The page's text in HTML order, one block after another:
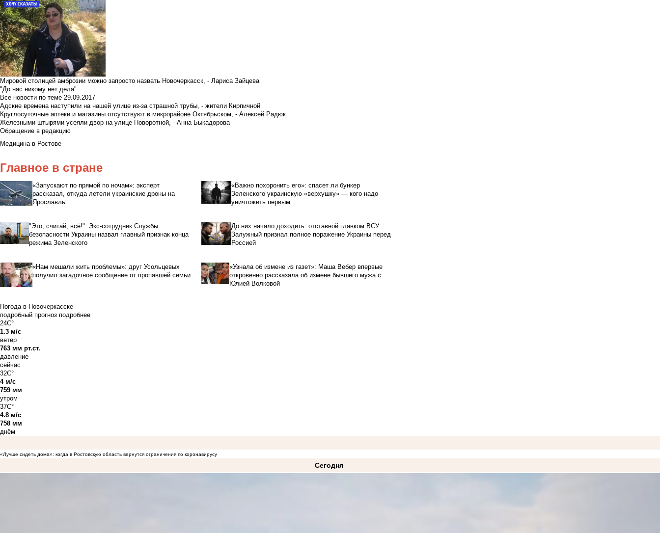
Мировой столицей амброзии можно запросто назвать Новочеркасск, - Лариса Зайцева
"До нас никому нет дела"
Все новости по теме 29.09.2017
Адские времена наступили на нашей улице из-за страшной трубы, - жители Кирпичной
Круглосуточные аптеки и магазины отсутствуют в микрорайоне Октябрьском, - Алексей Радюк
Железными штырями усеяли двор на улице Поворотной, - Анна Быкадорова
Обращение в редакцию
Медицина в Ростове
Главное в стране
«Запускают по прямой по ночам»: эксперт
рассказал, откуда летели украинские дроны на
Ярославль
«Важно похоронить его»: спасет ли бункер
Зеленского украинскую «верхушку» — кого надо
уничтожить первым
"Это, считай, всё!": Экс-сотрудник Службы
безопасности Украины назвал главный признак конца
режима Зеленского
До них начало доходить: отставной главком ВСУ
Залужный признал полное поражение Украины перед
Россией
«Нам мешали жить проблемы»: друг Усольцевых
получил загадочное сообщение от пропавшей семьи
«Узнала об измене из газет»: Маша Вебер впервые
откровенно рассказала об измене бывшего мужа с
Юлией Волковой
Погода в Новочеркасске
подробный прогноз подробнее
24C°
1.3 м/с
ветер
763 мм рт.ст.
давление
сейчас
32C°
4 м/с
759 мм
утром
37C°
4.8 м/с
758 мм
днём
«Лучше сидеть дома»: когда в Ростовскую область вернутся ограничения по коронавирусу
Сегодня